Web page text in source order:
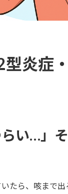
炎症
らい…」
たら、咳まで出